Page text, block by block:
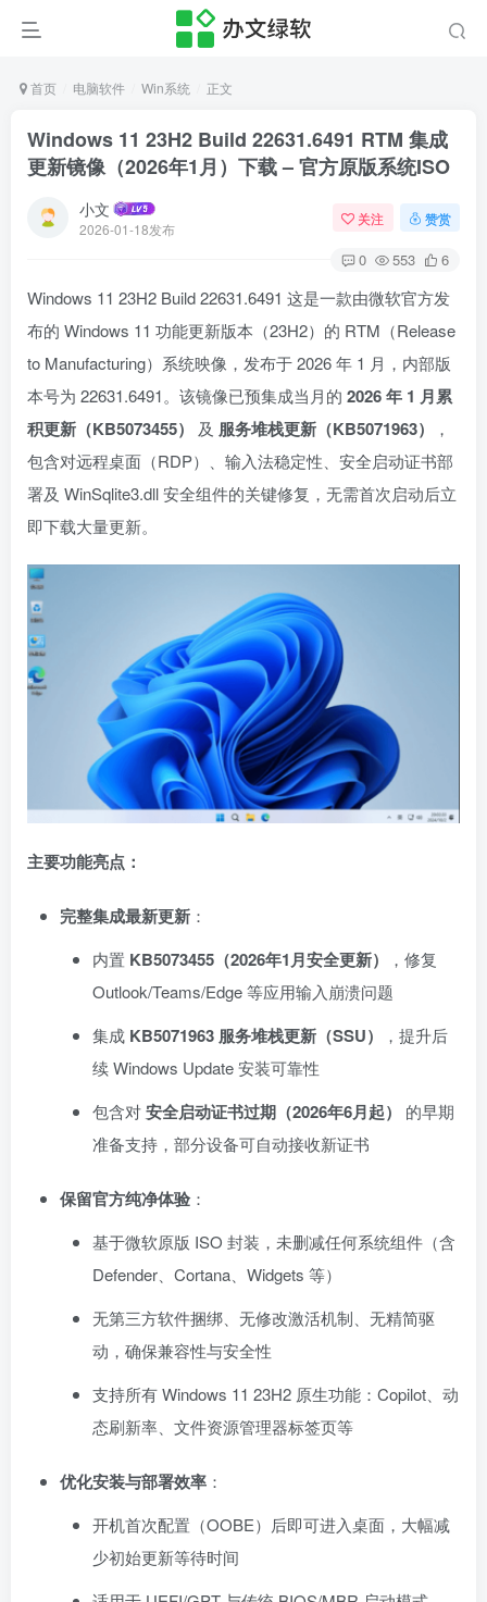
首页 电脑软件 Win系统 正文
Windows 11 23H2 Build 22631.6491 RTM 集成
更新镜像（2026年1月）下载 – 官方原版系统ISO
小文
2026-01-18发布
关注 赞赏
0 553 6
Windows 11 23H2 Build 22631.6491 这是一款由微软官方发
布的 Windows 11 功能更新版本（23H2）的 RTM（Release
to Manufacturing）系统映像，发布于 2026 年 1 月，内部版
本号为 22631.6491。该镜像已预集成当月的 2026 年 1 月累
积更新（KB5073455）
及 服务堆栈更新（KB5071963）
，
包含对远程桌面（RDP）、输入法稳定性、安全启动证书部
署及 WinSqlite3.dll 安全组件的关键修复，无需首次启动后立
即下载大量更新。
主要功能亮点：
完整集成最新更新 ：
内置 KB5073455（2026年1月安全更新）
，修复
Outlook/Teams/Edge 等应用输入崩溃问题
集成 KB5071963 服务堆栈更新（SSU）
，提升后
续 Windows Update 安装可靠性
包含对安全启动证书过期（2026年6月起）
的早期
准备支持，部分设备可自动接收新证书
保留官方纯净体验：
基于微软原版 ISO 封装，未删减任何系统组件（含
Defender、Cortana、Widgets 等）
无第三方软件捆绑、无修改激活机制、无精简驱
动，确保兼容性与安全性
支持所有 Windows 11 23H2 原生功能：Copilot、动
态刷新率、文件资源管理器标签页等
优化安装与部署效率 ：
开机首次配置（OOBE）后即可进入桌面，大幅减
少初始更新等待时间